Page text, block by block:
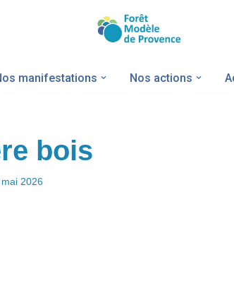
manifestations Nos actions
bois
mai 2026